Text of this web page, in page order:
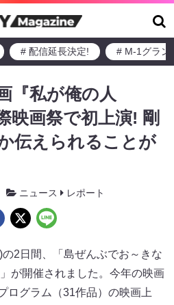
# 配信延長決定! # M-1グラン
『私が俺の人
映画祭で初上演! 剛
伝えられることが
ニュース レポート
2日間、「島ぜんぶでお～きな
が開催されました。今年の映画
ログラム（31作品）の映画上